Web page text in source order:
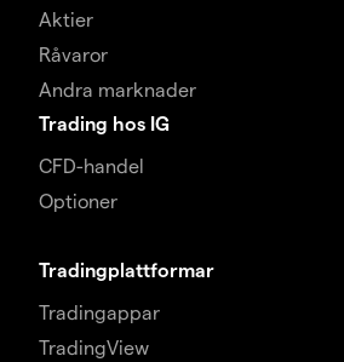
Aktier
Råvaror
Andra marknader
Trading hos IG
CFD-handel
Optioner
Tradingplattformar
Tradingappar
TradingView